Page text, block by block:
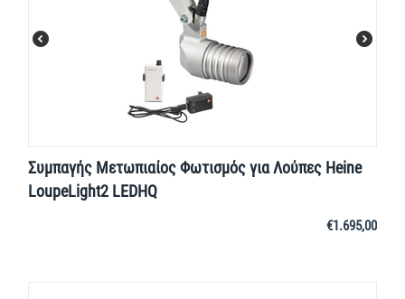
Συμπαγής Μετωπιαίος Φωτισμός για Λούπες Heine
LoupeLight2 LEDHQ
€1.695,00